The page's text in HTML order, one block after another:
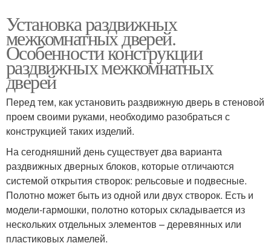
Установка раздвижных
межкомнатных дверей.
Особенности конструкции
раздвижных межкомнатных
дверей
Перед тем, как установить раздвижную дверь в стеновой
проем своими руками, необходимо разобраться с
конструкцией таких изделий.
На сегодняшний день существует два варианта
раздвижных дверных блоков, которые отличаются
системой открытия створок: рельсовые и подвесные.
Полотно может быть из одной или двух створок. Есть и
модели-гармошки, полотно которых складывается из
нескольких отдельных элементов – деревянных или
пластиковых ламелей.